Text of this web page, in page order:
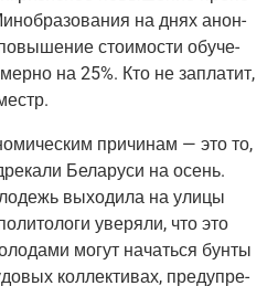
на днях анон­
сто­и­мо­сти обу­че­
на 25%. Кто не запла­тит,
при­чи­нам — это то,
Бела­ру­си на осень.
выхо­ди­ла на ули­цы
уве­ря­ли, что это
могут начать­ся бун­ты
кол­лек­ти­вах, пре­ду­пре­